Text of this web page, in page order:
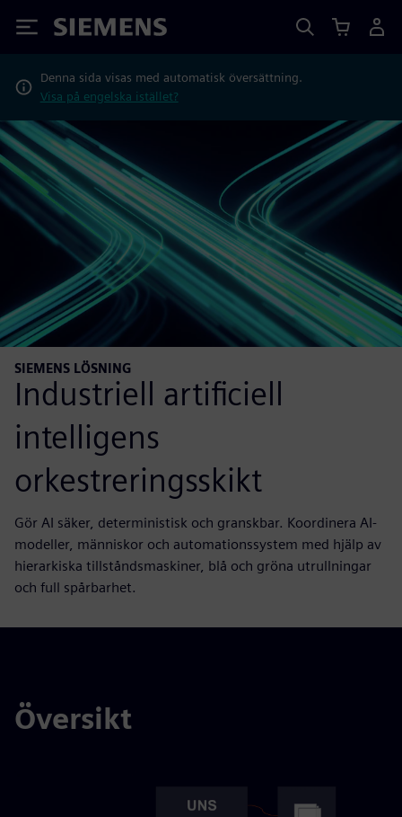
Siemens
Denna sida visas med automatisk översättning.
Visa på engelska istället?
SIEMENS LÖSNING
Industriell artificiell
intelligens
orkestreringsskikt
Gör AI säker, deterministisk och granskbar. Koordinera AI-
modeller, människor och automationssystem med hjälp av
hierarkiska tillståndsmaskiner, blå och gröna utrullningar
och full spårbarhet.
Översikt